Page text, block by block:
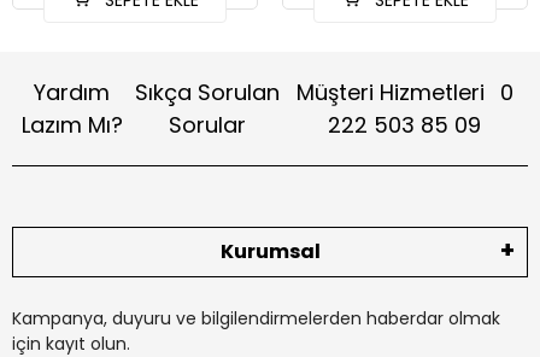
Yardım
Lazım Mı?
Sıkça Sorulan
Sorular
Müşteri Hizmetleri 0
222 503 85 09
Kurumsal
Kampanya, duyuru ve bilgilendirmelerden haberdar olmak
için kayıt olun.